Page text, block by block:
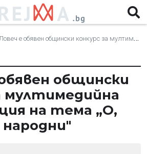
е обявен общински конкурс за мултимедийна презентация на тема „О, будители народни"
общински
мултимедийна
на тема „О,